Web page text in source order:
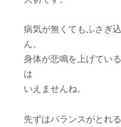
病気が無くてもふさぎ
ん。
身体が悲鳴を上げてい
は
いえませんね。
先ずはバランスがとれ